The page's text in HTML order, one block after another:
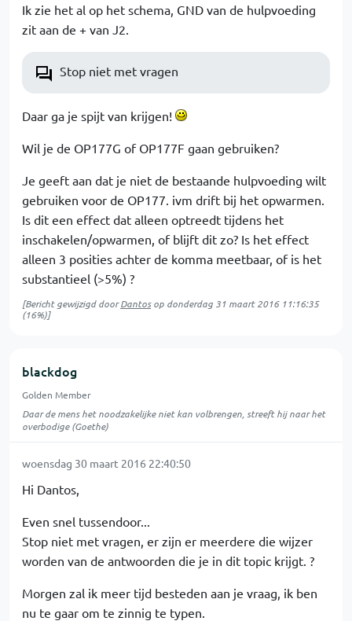
Ik zie het al op het schema, GND van de hulpvoeding
zit aan de + van J2.
Stop niet met vragen
Daar ga je spijt van krijgen!
Wil je de OP177G of OP177F gaan gebruiken?
Je geeft aan dat je niet de bestaande hulpvoeding wilt
gebruiken voor de OP177. ivm drift bij het opwarmen.
Is dit een effect dat alleen optreedt tijdens het
inschakelen/opwarmen, of blijft dit zo? Is het effect
alleen 3 posities achter de komma meetbaar, of is het
substantieel (>5%) ?
[Bericht gewijzigd doorDantosop donderdag 31 maart 2016 11:16:35
(16%)]
blackdog
Golden Member
Daar de mens het noodzakelijke niet kan volbrengen, streeft hij naar het
overbodige (Goethe)
woensdag 30 maart 2016 22:40:50
Hi Dantos,
Even snel tussendoor...
Stop niet met vragen, er zijn er meerdere die wijzer
worden van de antwoorden die je in dit topic krijgt. ?
Morgen zal ik meer tijd besteden aan je vraag, ik ben
nu te gaar om te zinnig te typen.